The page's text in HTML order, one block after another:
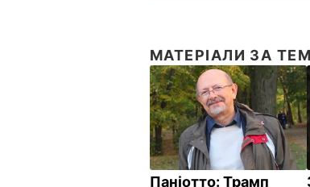
МАТЕРІАЛИ ЗА
Паніотто: Трамп